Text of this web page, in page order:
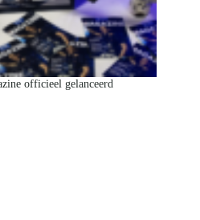
officieel gelanceerd